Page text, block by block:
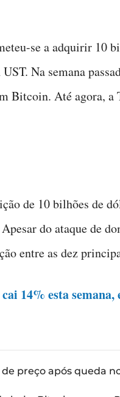
se a adquirir 10
Na semana
Bitcoin. Até agora,
de 10 bilhões de
do ataque de
entre as dez
14% esta semana,
preço após queda